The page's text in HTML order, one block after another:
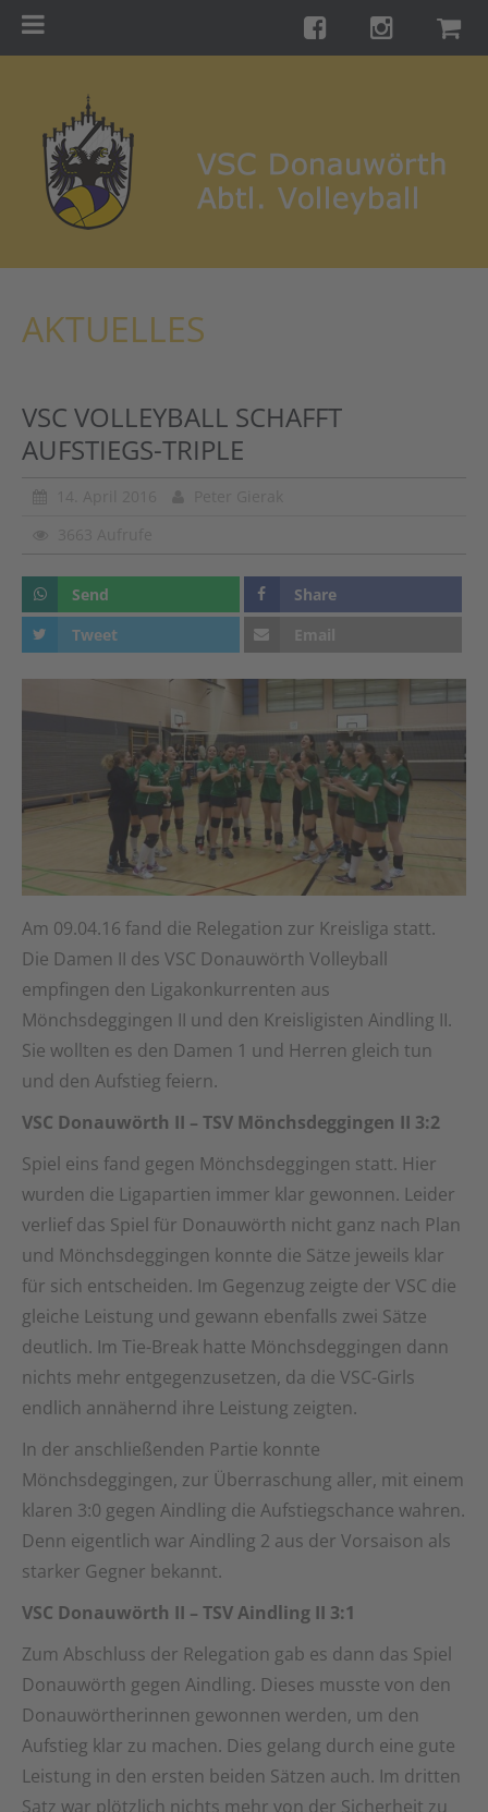
Training
Turniere
Kontakt
Shop
AKTUELLES
VSC VOLLEYBALL SCHAFFT
AUFSTIEGS-TRIPLE
Send
Share
Tweet
Email
Am 09.04.16 fand die Relegation zur Kreisliga statt.
Die Damen II des VSC Donauwörth Volleyball
empfingen den Ligakonkurrenten aus
Mönchsdeggingen II und den Kreisligisten Aindling II.
Sie wollten es den Damen 1 und Herren gleich tun
und den Aufstieg feiern.
VSC Donauwörth II – TSV Mönchsdeggingen II 3:2
Spiel eins fand gegen Mönchsdeggingen statt. Hier
wurden die Ligapartien immer klar gewonnen. Leider
verlief das Spiel für Donauwörth nicht ganz nach Plan
und Mönchsdeggingen konnte die Sätze jeweils klar
für sich entscheiden. Im Gegenzug zeigte der VSC die
gleiche Leistung und gewann ebenfalls zwei Sätze
deutlich. Im Tie-Break hatte Mönchsdeggingen dann
nichts mehr entgegenzusetzen, da die VSC-Girls
endlich annähernd ihre Leistung zeigten.
In der anschließenden Partie konnte
Mönchsdeggingen, zur Überraschung aller, mit einem
klaren 3:0 gegen Aindling die Aufstiegschance wahren.
Denn eigentlich war Aindling 2 aus der Vorsaison als
starker Gegner bekannt.
VSC Donauwörth II – TSV Aindling II 3:1
Zum Abschluss der Relegation gab es dann das Spiel
Donauwörth gegen Aindling. Dieses musste von den
Donauwörtherinnen gewonnen werden, um den
Aufstieg klar zu machen. Dies gelang durch eine gute
Leistung in den ersten beiden Sätzen auch. Im dritten
Satz war plötzlich nichts mehr von der Sicherheit zu